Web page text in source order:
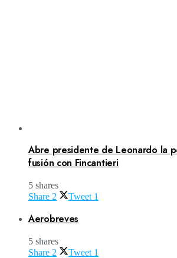
Abre presidente de Leonardo la
fusión con Fincantieri
5 shares
Share 2 Tweet 1
Aerobreves
5 shares
Share 2 Tweet 1